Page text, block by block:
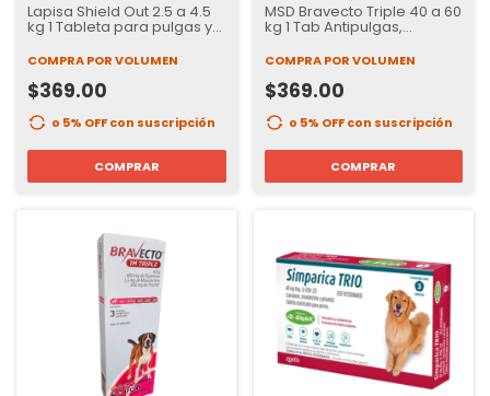
Lapisa Shield Out 2.5 a 4.5
kg 1 Tableta para pulgas y
garrapatas para Perros | 3
Meses de Protección
COMPRA POR VOLUMEN
$369.00
o 5% OFFcon suscripción
COMPRAR
MSD Bravecto Triple 40 a 60
kg 1 Tab Antipulgas,
Garrapatas e internos | 37
días de Protección
COMPRA POR VOLUMEN
$369.00
o 5% OFFcon suscripción
COMPRAR